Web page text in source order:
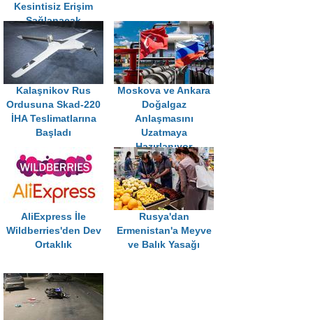
Kesintisiz Erişim
Sağlanacak
Kalaşnikov Rus
Ordusuna Skad-220
İHA Teslimatlarına
Başladı
Moskova ve Ankara
Doğalgaz
Anlaşmasını
Uzatmaya
Hazırlanıyor
AliExpress İle
Wildberries'den Dev
Ortaklık
Rusya'dan
Ermenistan'a Meyve
ve Balık Yasağı